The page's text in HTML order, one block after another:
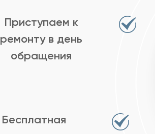
Приступаем к
ремонту в день
обращения
Бесплатная